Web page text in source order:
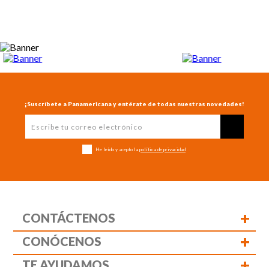
¡Suscríbete a Panamericana y entérate de todas nuestras novedades!
He leído y acepto la política de privacidad
CONTÁCTENOS +
CONÓCENOS +